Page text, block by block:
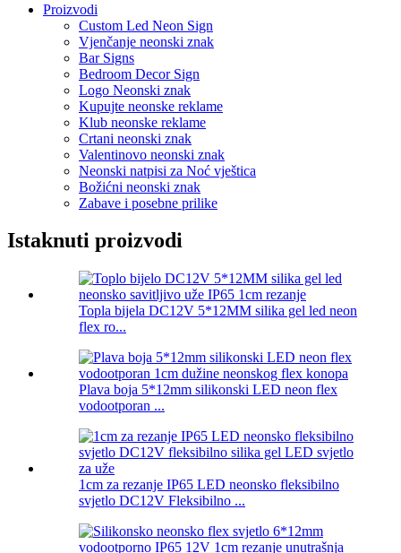
Proizvodi
Custom Led Neon Sign
Vjenčanje neonski znak
Bar Signs
Bedroom Decor Sign
Logo Neonski znak
Kupujte neonske reklame
Klub neonske reklame
Crtani neonski znak
Valentinovo neonski znak
Neonski natpisi za Noć vještica
Božićni neonski znak
Zabave i posebne prilike
Istaknuti proizvodi
Topla bijela DC12V 5*12MM silika gel led neon
flex ro...
Plava boja 5*12mm silikonski LED neon flex
vodootporan ...
1cm za rezanje IP65 LED neonsko fleksibilno
svjetlo DC12V Fleksibilno ...